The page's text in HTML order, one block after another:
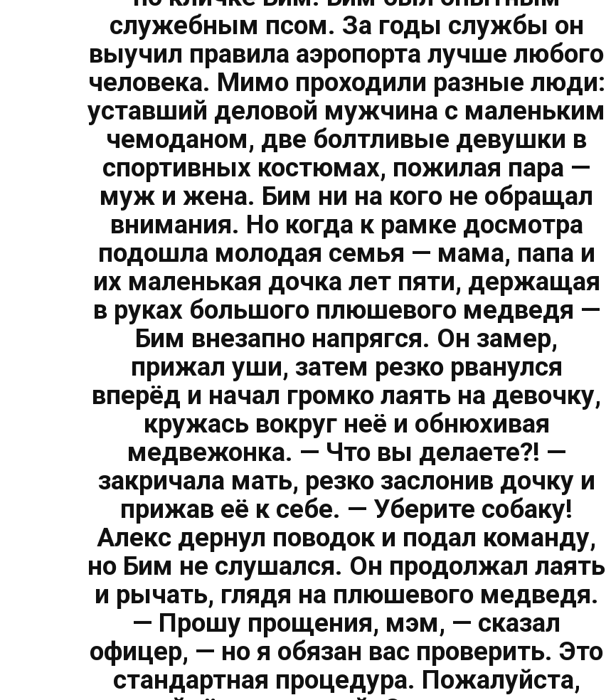
служебным псом. За годы службы он
выучил правила аэропорта лучше любого
человека. Мимо проходили разные люди:
уставший деловой мужчина с маленьким
чемоданом, две болтливые девушки в
спортивных костюмах, пожилая пара —
муж и жена. Бим ни на кого не обращал
внимания. Но когда к рамке досмотра
подошла молодая семья — мама, папа и
их маленькая дочка лет пяти, держащая
в руках большого плюшевого медведя —
Бим внезапно напрягся. Он замер,
прижал уши, затем резко рванулся
вперёд и начал громко лаять на девочку,
кружась вокруг неё и обнюхивая
медвежонка. — Что вы делаете?! —
закричала мать, резко заслонив дочку и
прижав её к себе. — Уберите собаку!
Алекс дернул поводок и подал команду,
но Бим не слушался. Он продолжал лаять
и рычать, глядя на плюшевого медведя.
— Прошу прощения, мэм, — сказал
офицер, — но я обязан вас проверить. Это
стандартная процедура. Пожалуйста,